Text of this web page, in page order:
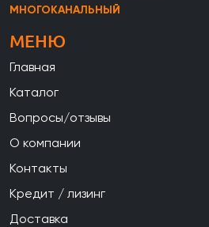
МНОГОКАНАЛЬНЫЙ
МЕНЮ
Главная
Каталог
Вопросы/отзывы
О компании
Контакты
Кредит / лизинг
Доставка